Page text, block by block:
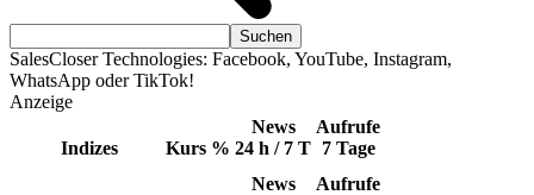
SalesCloser Technologies: Facebook, YouTube, Instagram,
WhatsApp oder TikTok!
Anzeige
Indizes Kurs %
News
24 h / 7 T
Aufrufe
7 Tage
News
Aufrufe